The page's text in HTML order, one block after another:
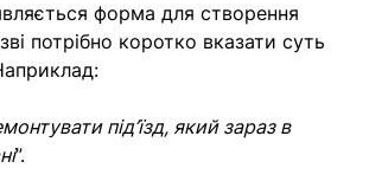
форма для створення
потрібно коротко вказати суть
під’їзд, який зараз в
”.